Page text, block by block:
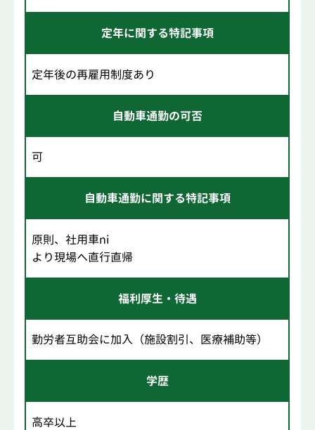
定年に関する特記事項
定年後の再雇用制度あり
自動車通勤の可否
可
自動車通勤に関する特記事項
原則、社用車ni
より現場へ直行直帰
福利厚生・待遇
勤労者互助会に加入（施設割引、医療補助等）
学歴
高卒以上